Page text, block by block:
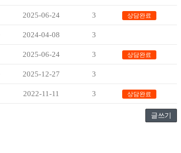
2025-06-24 3 상담완료
2024-04-08 3
2025-06-24 3 상담완료
2025-12-27 3
2022-11-11 3 상담완료
글쓰기